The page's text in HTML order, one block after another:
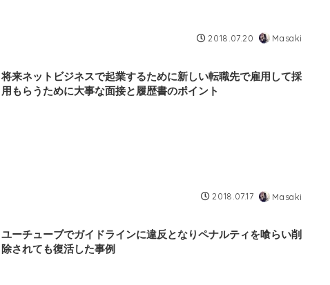
2018.07.20 Masaki
将来ネットビジネスで起業するために新しい転職先で雇用して採
用もらうために大事な面接と履歴書のポイント
2018.07.17 Masaki
ユーチューブでガイドラインに違反となりペナルティを喰らい削
除されても復活した事例